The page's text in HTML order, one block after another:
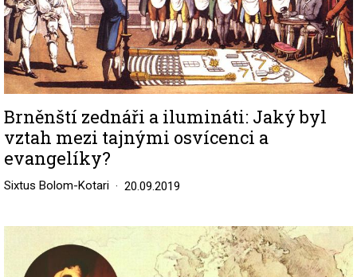
Brněnští zednáři a ilumináti: Jaký byl
vztah mezi tajnými osvícenci a
evangelíky?
Sixtus Bolom-Kotari 20.09.2019